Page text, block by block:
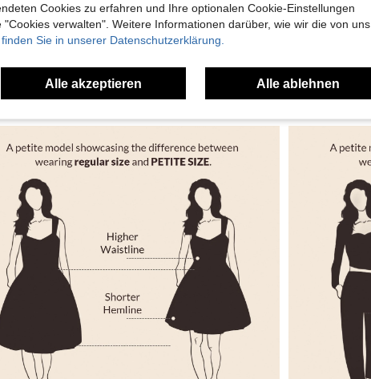
Cookies zu erfahren und Ihre optionalen Cookie-Einstellungen
verwalten". Weitere Informationen darüber, wie wir die von uns
finden Sie in unserer Datenschutzerklärung.
Alle akzeptieren Alle ablehnen